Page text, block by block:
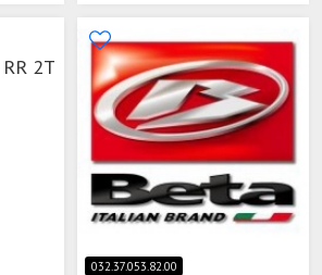
2T
032.37.053.82.00